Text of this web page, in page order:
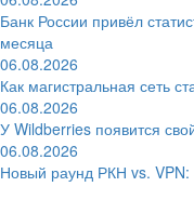
Банк России привёл
месяца
06.08.2026
Как магистральная сеть
06.08.2026
У Wildberries появится
06.08.2026
Новый раунд РКН vs. VPN: